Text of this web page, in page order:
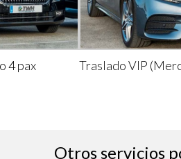
4 pax Traslado VIP
Otros servicios